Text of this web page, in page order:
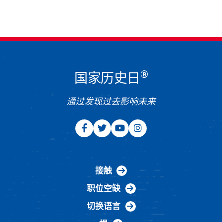
国家历史日 ®
通过发现过去影响未来
接触
职位空缺
切换语言